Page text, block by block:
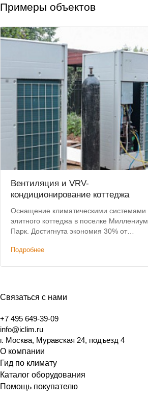
Примеры объектов
Вентиляция и VRV-
кондиционирование коттеджа
Оснащение климатическими системами
элитного коттеджа в поселке Миллениум
Парк. Достигнута экономия 30% от
переподбора.
Подробнее
Связаться с нами
+7 495 649-39-09
info@iclim.ru
г. Москва, Муравская 24, подъезд 4
О компании
Гид по климату
Каталог оборудования
Помощь покупателю